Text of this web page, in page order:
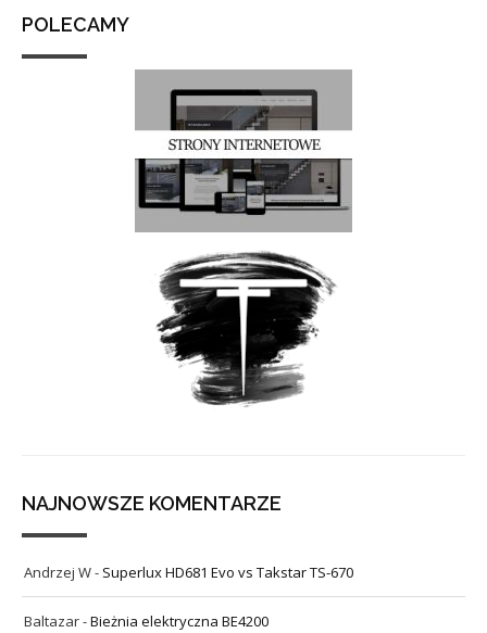
POLECAMY
NAJNOWSZE KOMENTARZE
Andrzej W- Superlux HD681 Evo vs Takstar TS-670
Baltazar-Bieżnia elektryczna BE4200